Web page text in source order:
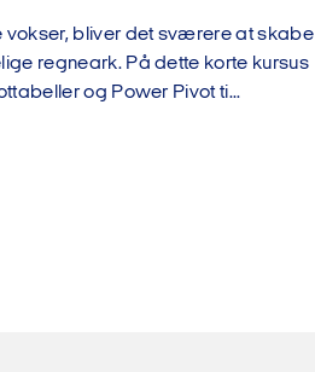
bliver det sværere at skabe
regneark. På dette korte kursus
og Power Pivot ti...